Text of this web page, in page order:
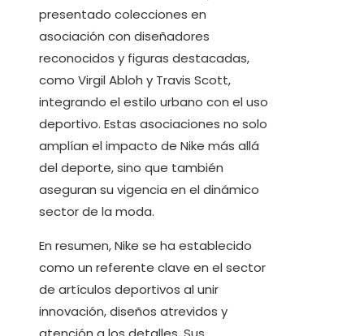
presentado colecciones en
asociación con diseñadores
reconocidos y figuras destacadas,
como Virgil Abloh y Travis Scott,
integrando el estilo urbano con el uso
deportivo. Estas asociaciones no solo
amplían el impacto de Nike más allá
del deporte, sino que también
aseguran su vigencia en el dinámico
sector de la moda.
En resumen, Nike se ha establecido
como un referente clave en el sector
de artículos deportivos al unir
innovación, diseños atrevidos y